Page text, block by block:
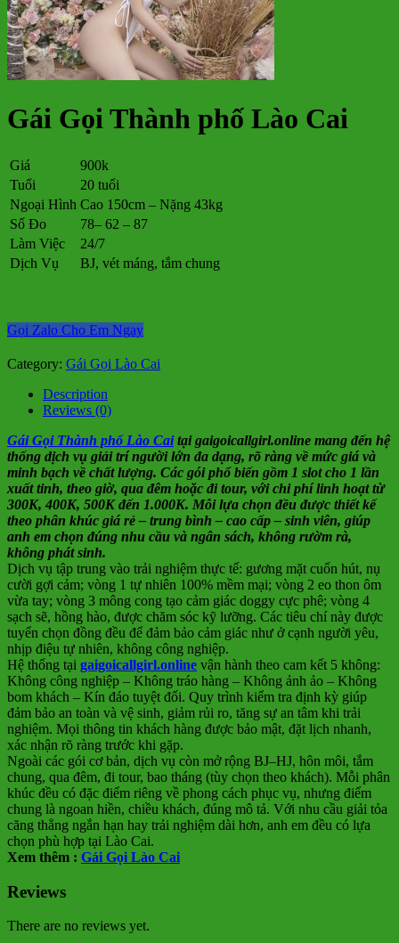
Gái Gọi Thành phố Lào Cai
Giá
900k
Tuổi
20 tuổi
Ngoại Hình Cao 150cm – Nặng 43kg
Số Đo
78– 62 – 87
Làm Việc
24/7
Dịch Vụ
BJ, vét máng, tắm chung
Gọi Zalo Cho Em Ngay
Category: Gái Gọi Lào Cai
Description
Reviews (0)
Gái Gọi Thành phố Lào Caitại gaigoicallgirl.online mang đến hệ
thống dịch vụ giải trí người lớn đa dạng, rõ ràng về mức giá và
minh bạch về chất lượng. Các gói phổ biến gồm 1 slot cho 1 lần
xuất tinh, theo giờ, qua đêm hoặc đi tour, với chi phí linh hoạt từ
300K, 400K, 500K đến 1.000K. Mỗi lựa chọn đều được thiết kế
theo phân khúc giá rẻ – trung bình – cao cấp – sinh viên, giúp
anh em chọn đúng nhu cầu và ngân sách, không rườm rà,
không phát sinh.
Dịch vụ tập trung vào trải nghiệm thực tế: gương mặt cuốn hút, nụ
cười gợi cảm; vòng 1 tự nhiên 100% mềm mại; vòng 2 eo thon ôm
vừa tay; vòng 3 mông cong tạo cảm giác doggy cực phê; vòng 4
sạch sẽ, hồng hào, được chăm sóc kỹ lưỡng. Các tiêu chí này được
tuyển chọn đồng đều để đảm bảo cảm giác như ở cạnh người yêu,
nhịp điệu tự nhiên, không công nghiệp.
Hệ thống tại gaigoicallgirl.online vận hành theo cam kết 5 không:
Không công nghiệp – Không tráo hàng – Không ảnh ảo – Không
bom khách – Kín đáo tuyệt đối. Quy trình kiểm tra định kỳ giúp
đảm bảo an toàn và vệ sinh, giảm rủi ro, tăng sự an tâm khi trải
nghiệm. Mọi thông tin khách hàng được bảo mật, đặt lịch nhanh,
xác nhận rõ ràng trước khi gặp.
Ngoài các gói cơ bản, dịch vụ còn mở rộng BJ–HJ, hôn môi, tắm
chung, qua đêm, đi tour, bao tháng (tùy chọn theo khách). Mỗi phân
khúc đều có đặc điểm riêng về phong cách phục vụ, nhưng điểm
chung là ngoan hiền, chiều khách, đúng mô tả. Với nhu cầu giải tỏa
căng thẳng ngắn hạn hay trải nghiệm dài hơn, anh em đều có lựa
chọn phù hợp tại Lào Cai.
Xem thêm : Gái Gọi Lào Cai
Reviews
There are no reviews yet.